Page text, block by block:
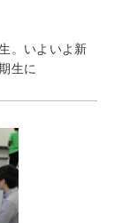
。いよいよ新
生に